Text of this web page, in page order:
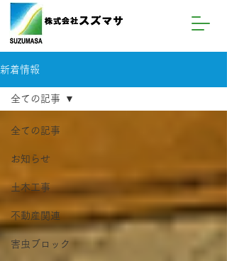
新着情報
全ての記事
お知らせ
土木工事
不動産関連
害虫ブロック
全ての記事